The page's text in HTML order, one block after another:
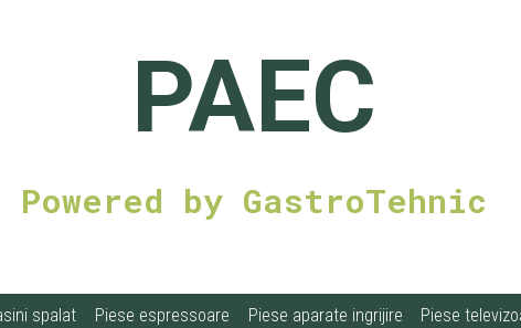
PAEC
Powered by GastroTehnic
spalat Piese espressoare Piese aparate ingrijire Piese